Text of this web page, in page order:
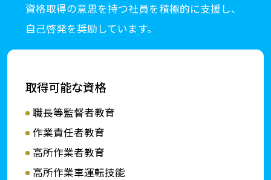
資格取得の意思を持つ社員を積極的に支援し、
自己啓発を奨励しています。
取得可能な資格
職長等監督者教育
作業責任者教育
高所作業者教育
高所作業車運転技能